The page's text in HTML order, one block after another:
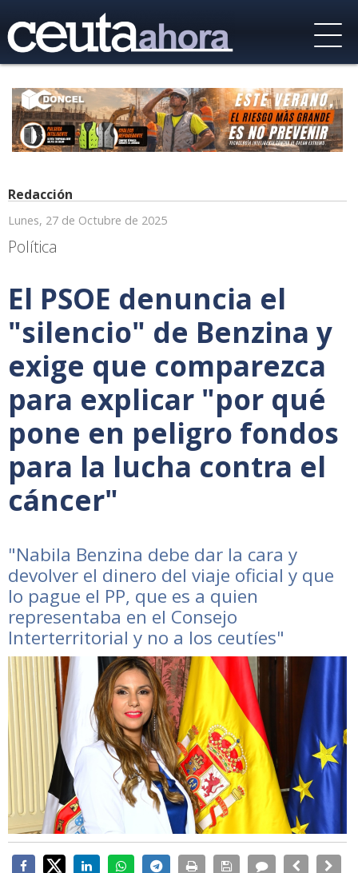
Redacción
Lunes, 27 de Octubre de 2025
Política
El PSOE denuncia el
"silencio" de Benzina y
exige que comparezca
para explicar "por qué
pone en peligro fondos
para la lucha contra el
cáncer"
"Nabila Benzina debe dar la cara y
devolver el dinero del viaje oficial y que
lo pague el PP, que es a quien
representaba en el Consejo
Interterritorial y no a los ceutíes"